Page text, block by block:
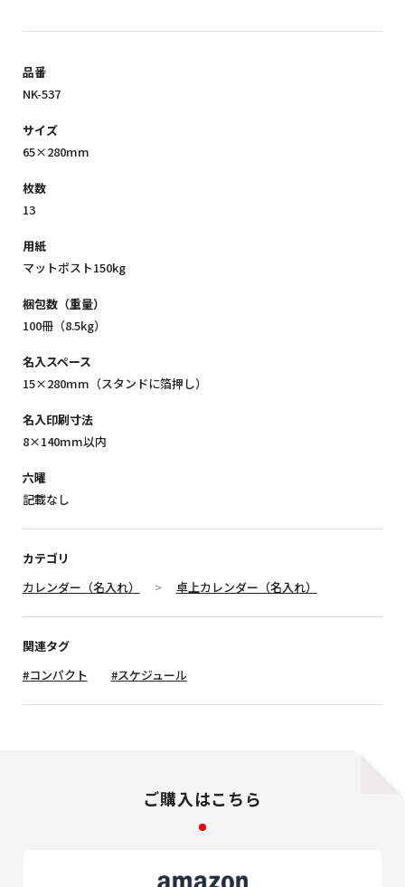
品番
NK-537
サイズ
65×280mm
枚数
13
用紙
マットポスト150kg
梱包数（重量）
100冊（8.5kg）
名入スペース
15×280mm（スタンドに箔押し）
名入印刷寸法
8×140mm以内
六曜
記載なし
カテゴリ
カレンダー（名入れ）
卓上カレンダー（名入れ）
関連タグ
#コンパクト
#スケジュール
ご購入はこちら